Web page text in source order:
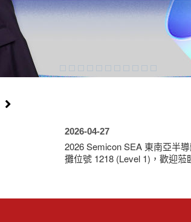
2026-04-27
2026 Semicon SEA 東南亞半
攤位號 1218 (Level 1)，歡迎蒞